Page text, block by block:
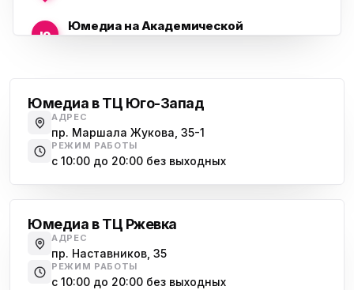
ю
Юмедиа на Академической
Юмедиа на Наставников
пр. Наставников 35
ю
Юмедиа в ТК Юго-Запад
пр. Маршала Жукова, 35-1
Юмедиа на Космонавтов
Юмедиа в ТЦ Юго-Запад
АДРЕС
пр. Маршала Жукова, 35-1
РЕЖИМ РАБОТЫ
с 10:00 до 20:00 без выходных
Юмедиа в ТЦ Ржевка
АДРЕС
пр. Наставников, 35
РЕЖИМ РАБОТЫ
с 10:00 до 20:00 без выходных